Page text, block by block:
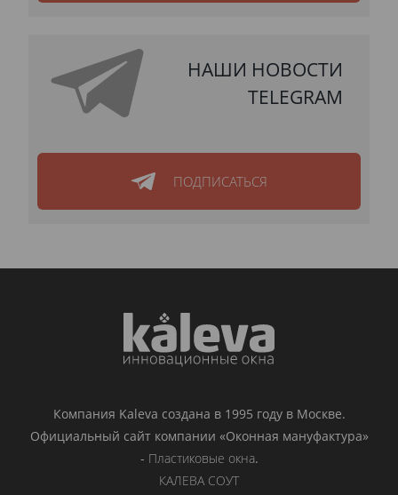
НАШИ НОВОСТИ
TELEGRAM
ПОДПИСАТЬСЯ
Компания Kaleva создана в 1995 году в Москве.
Официальный сайт компании «Оконная мануфактура»
- Пластиковые окна.
КАЛЕВА СОУТ